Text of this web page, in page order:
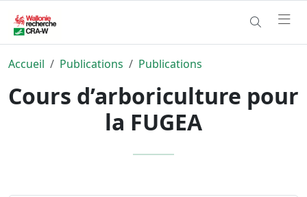
Accueil Publications Publications
Cours d’arboriculture pour
la FUGEA